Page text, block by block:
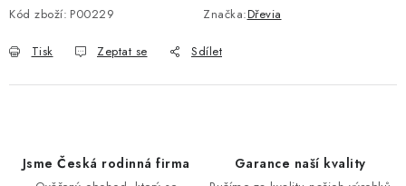
Kód zboží: P00229 Značka:Dřevia
Tisk Zeptat se Sdílet
Jsme Česká rodinná firma Garance naší kvality